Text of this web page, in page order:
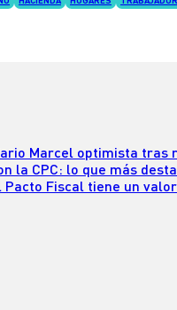
Marcel optimista tras
la CPC: lo que más
Pacto Fiscal tiene un